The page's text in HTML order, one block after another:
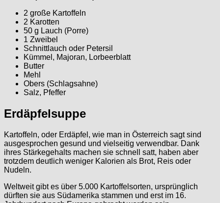
2 große Kartoffeln
2 Karotten
50 g Lauch (Porre)
1 Zweibel
Schnittlauch oder Petersil
Kümmel, Majoran, Lorbeerblatt
Butter
Mehl
Obers (Schlagsahne)
Salz, Pfeffer
Erdäpfelsuppe
Kartoffeln, oder Erdäpfel, wie man in Österreich sagt sind
ausgesprochen gesund und vielseitig verwendbar. Dank
ihres Stärkegehalts machen sie schnell satt, haben aber
trotzdem deutlich weniger Kalorien als Brot, Reis oder
Nudeln.
Weltweit gibt es über 5.000 Kartoffelsorten, ursprünglich
dürften sie aus Südamerika stammen und erst im 16.